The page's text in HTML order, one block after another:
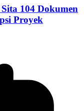
104 Dokumen
Proyek